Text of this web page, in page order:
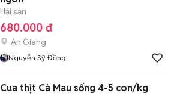
Hải sản
680.000 đ
An Giang
Nguyễn Sỹ Đồng
Cua thịt Cà Mau sống 4-5 con/kg